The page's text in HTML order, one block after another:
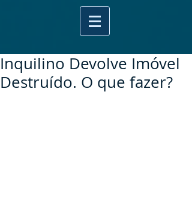
Inquilino Devolve Imóvel
Destruído. O que fazer?